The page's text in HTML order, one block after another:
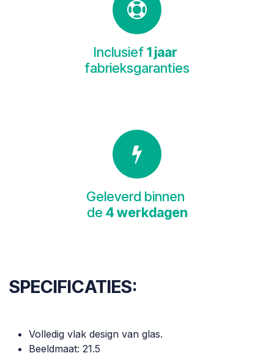
Inclusief1 jaar
fabrieksgaranties
Geleverd binnen
de 4 werkdagen
SPECIFICATIES:
Volledig vlak design van glas.
Beeldmaat: 21.5